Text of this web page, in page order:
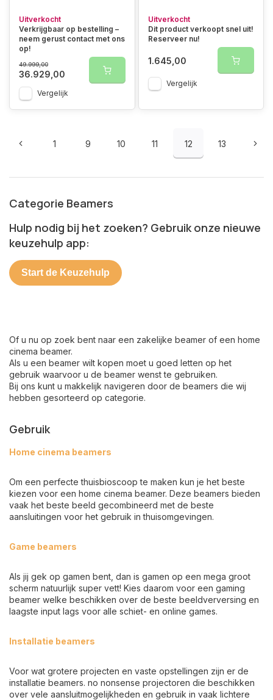
Uitverkocht
Verkrijgbaar op bestelling –
neem gerust contact met ons
op!
49.999,00
36.929,00
Vergelijk
Uitverkocht
Dit product verkoopt snel uit!
Reserveer nu!
1.645,00
Vergelijk
1 9 10 11 12 13
Categorie Beamers
Hulp nodig bij het zoeken? Gebruik onze nieuwe
keuzehulp app:
Start de Keuzehulp
Of u nu op zoek bent naar een zakelijke beamer of een home
cinema beamer.
Als u een beamer wilt kopen moet u goed letten op het
gebruik waarvoor u de beamer wenst te gebruiken.
Bij ons kunt u makkelijk navigeren door de beamers die wij
hebben gesorteerd op categorie.
Gebruik
Home cinema beamers
Om een perfecte thuisbioscoop te maken kun je het beste
kiezen voor een home cinema beamer. Deze beamers bieden
vaak het beste beeld gecombineerd met de beste
aansluitingen voor het gebruik in thuisomgevingen.
Game beamers
Als jij gek op gamen bent, dan is gamen op een mega groot
scherm natuurlijk super vett! Kies daarom voor een gaming
beamer welke beschikken over de beste beeldverversing en
laagste input lags voor alle schiet- en online games.
Installatie beamers
Voor wat grotere projecten en vaste opstellingen zijn er de
installatie beamers. no nonsense projectoren die beschikken
over vele aansluitmogelijkheden en gebruik in vaak lichtere